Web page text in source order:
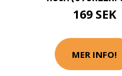
169 SEK
MER INFO!